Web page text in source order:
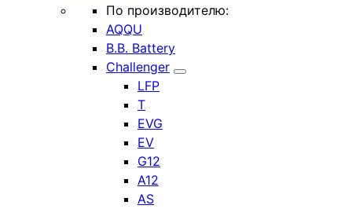
По производителю:
AQQU
B.B. Battery
Challenger
LFP
T
EVG
EV
G12
A12
AS